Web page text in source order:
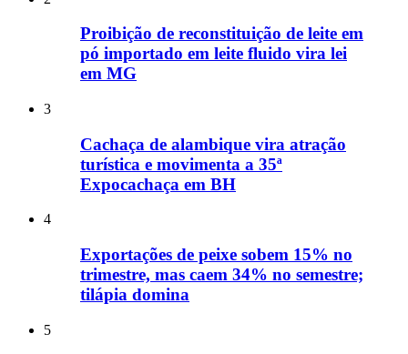
Proibição de reconstituição de leite em
pó importado em leite fluido vira lei
em MG
3
Cachaça de alambique vira atração
turística e movimenta a 35ª
Expocachaça em BH
4
Exportações de peixe sobem 15% no
trimestre, mas caem 34% no semestre;
tilápia domina
5